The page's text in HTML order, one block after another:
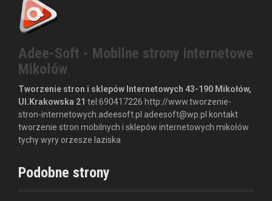
Adee-Soft - Mobilne strony internetowe
Mikołów
Tworzenie stron i sklepów Internetowych 43-190 Mikołów,
Ul.Krakowska 21 tel:690417226 http://www.tworzenie-
stron-internetowych.adeesoft.pl adeesoft@wp.pl kontakt
tworzenie stron mobilnych i sklepów internetowych mikołów
tychy wyry orzesze laziska
Podobne strony